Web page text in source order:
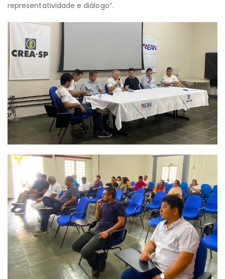
representatividade e diálogo”.